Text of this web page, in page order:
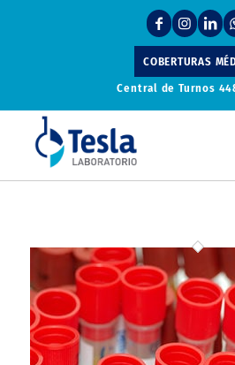
COBERTURAS
Central de Turnos